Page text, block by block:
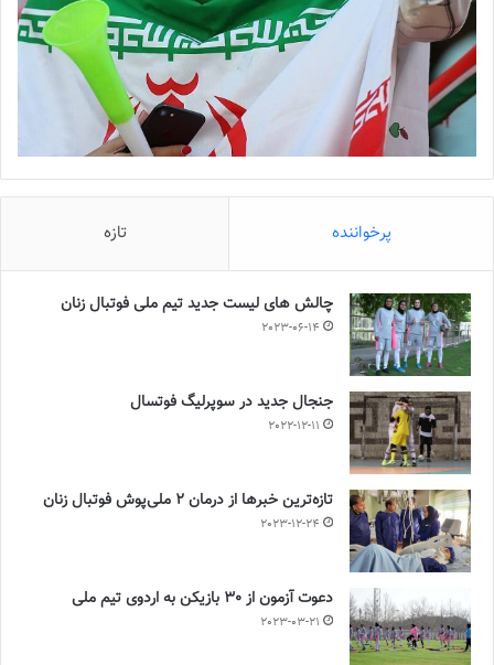
پرخواننده تازه
چالش هاى ليست جدید تيم ملى فوتبال زنان
2023-06-14
جنجال جدید در سوپرلیگ فوتسال
2022-12-11
تازه‌ترین خبرها از درمان ۲ ملی‌پوش فوتبال زنان
2023-12-24
دعوت آزمون از 30 بازیکن به اردوی تیم ملی
2023-03-21